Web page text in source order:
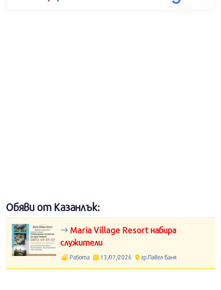
Обяви от Казанлък:
Maria Village Resort набира
служители
Работа 13/07/2026 гр.Павел Баня